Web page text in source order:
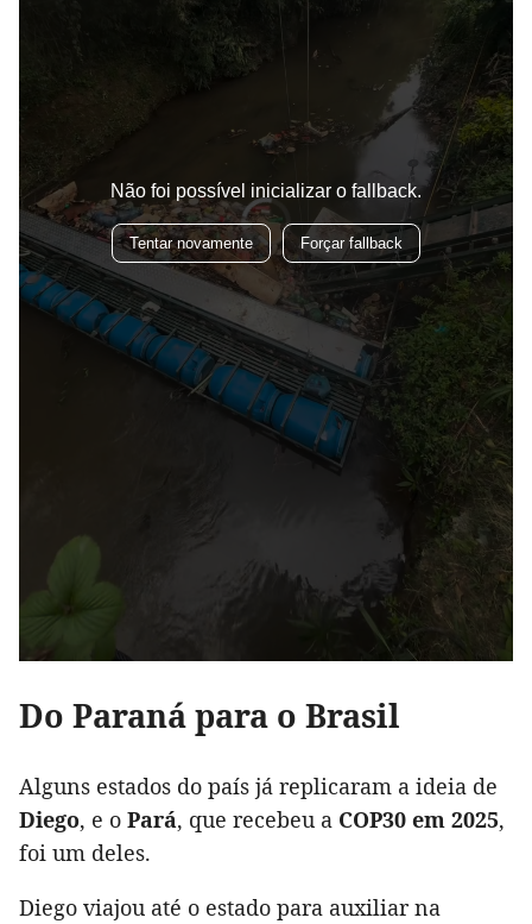
Do Paraná para o Brasil
Alguns estados do país já replicaram a ideia de
Diego, e o Pará, que recebeu a COP30 em 2025,
foi um deles.
Diego viajou até o estado para auxiliar na